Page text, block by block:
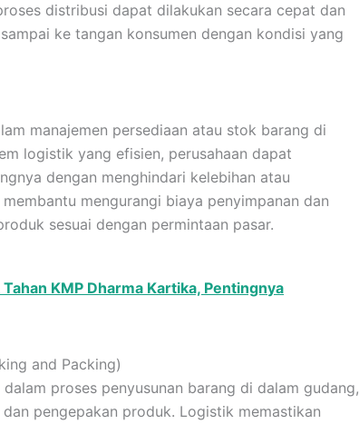
distribusi dapat dilakukan secara cepat dan
ke tangan konsumen dengan kondisi yang
manajemen persediaan atau stok barang di
logistik yang efisien, perusahaan dapat
dengan menghindari kelebihan atau
mengurangi biaya penyimpanan dan
sesuai dengan permintaan pasar.
KMP Dharma Kartika, Pentingnya
and Packing)
proses penyusunan barang di dalam gudang,
pengepakan produk. Logistik memastikan